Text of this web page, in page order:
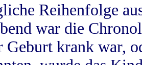
Reihenfolge
war die
Geburt krank war,